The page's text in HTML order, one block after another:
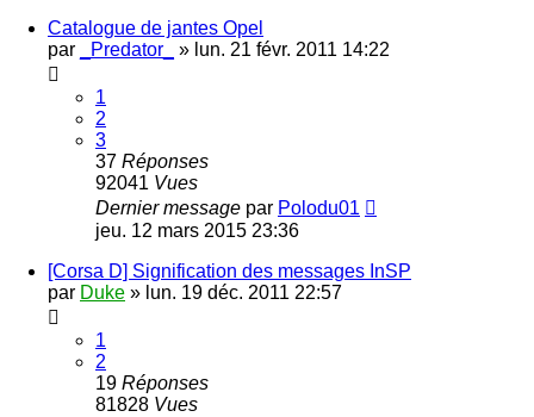
Catalogue de jantes Opel
par
_Predator_ » lun. 21 févr. 2011 14:22
1
2
3
37 Réponses
92041 Vues
Dernier message par Polodu01
jeu. 12 mars 2015 23:36
[Corsa D] Signification des messages InSP
par Duke » lun. 19 déc. 2011 22:57
1
2
19 Réponses
81828 Vues